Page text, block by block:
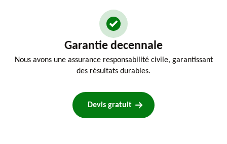
Garantie decennale
Nous avons une assurance responsabilité civile, garantissant
des résultats durables.
Devis gratuit